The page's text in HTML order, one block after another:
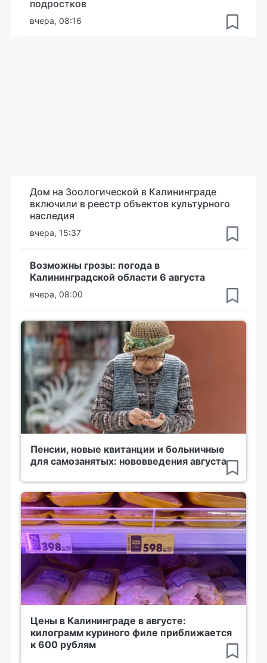
подростков
вчера, 08:16
Дом на Зоологической в Калининграде
включили в реестр объектов культурного
наследия
вчера, 15:37
Возможны грозы: погода в
Калининградской области 6 августа
вчера, 08:00
Пенсии, новые квитанции и больничные
для самозанятых: нововведения августа
Цены в Калининграде в августе:
килограмм куриного филе приближается
к 600 рублям